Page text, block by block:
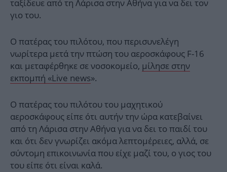
ταξίδευε από τη Λάρισα στην Αθήνα για να δει τον
γιο του.
Ο πατέρας του πιλότου, που περισυνελέγη
νωρίτερα μετά την πτώση του αεροσκάφους F-16
και μεταφέρθηκε σε νοσοκομείο, μίλησε στην
εκπομπή «Live news».
Ο πατέρας του πιλότου του μαχητικού
αεροσκάφους είπε ότι αυτήν την ώρα κατεβαίνει
από τη Λάρισα στην Αθήνα για να δει το παιδί του
και ότι δεν γνωρίζει ακόμα λεπτομέρειες, αλλά, σε
σύντομη επικοινωνία που είχε μαζί του, ο γιος του
του είπε ότι είναι καλά.